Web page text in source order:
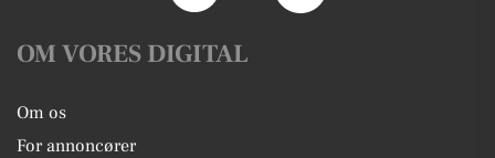
OM VORES DIGITAL
Om os
For annoncører